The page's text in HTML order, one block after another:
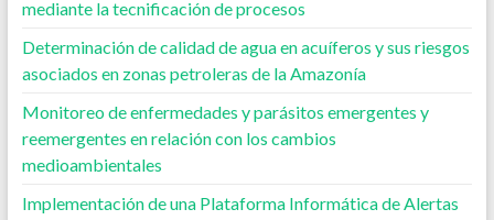
mediante la tecnificación de procesos
Determinación de calidad de agua en acuíferos y sus riesgos
asociados en zonas petroleras de la Amazonía
Monitoreo de enfermedades y parásitos emergentes y
reemergentes en relación con los cambios
medioambientales
Implementación de una Plataforma Informática de Alertas